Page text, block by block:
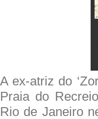
A ex-atriz do
Praia do
Rio de Janeiro